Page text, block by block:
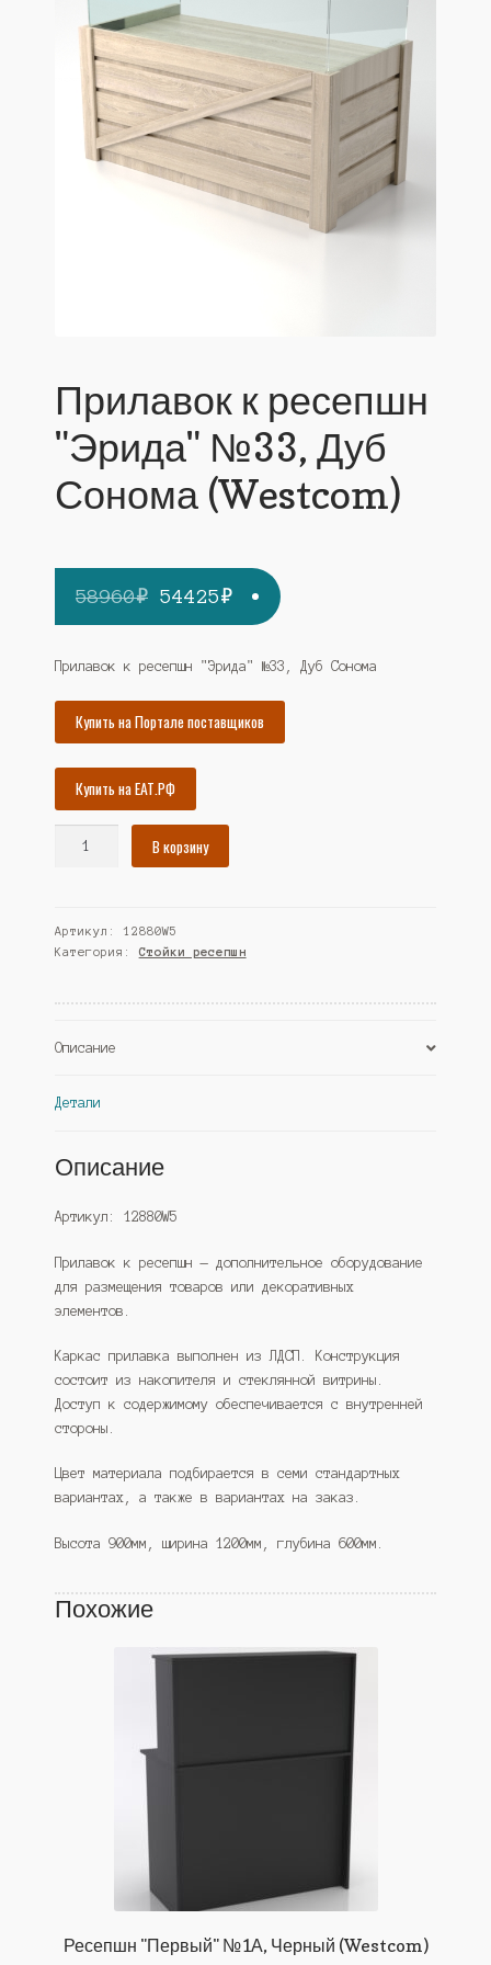
Прилавок к ресепшн
"Эрида" №33, Дуб
Сонома (Westcom)
58960₽ Первоначальная
цена
составляла
58960₽.
54425₽Текущая
цена:
54425₽.
Прилавок к ресепшн "Эрида" №33, Дуб Сонома
Купить на Портале поставщиков
Купить на ЕАТ.РФ
ресепшн
"Эрида"
Дуб
(Westcom)
В корзину
Артикул:12880W5
Категория: Стойки ресепшн
Описание
Детали
Описание
Артикул: 12880W5
Прилавок к ресепшн — дополнительное оборудование
для размещения товаров или декоративных
элементов.
Каркас прилавка выполнен из ЛДСП. Конструкция
состоит из накопителя и стеклянной витрины.
Доступ к содержимому обеспечивается с внутренней
стороны.
Цвет материала подбирается в семи стандартных
вариантах, а также в вариантах на заказ.
Высота 900мм, ширина 1200мм, глубина 600мм.
Похожие
Ресепшн "Первый" №1А, Черный (Westcom)